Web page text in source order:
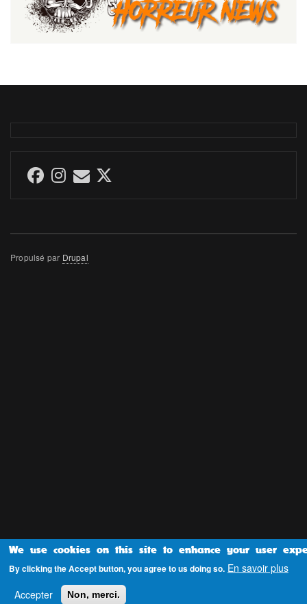
Propulsé par Drupal
We use cookies on this site to enhance your user
By clicking the Accept button, you agree to us doing so. En savoir plus
Accepter
Non, merci.